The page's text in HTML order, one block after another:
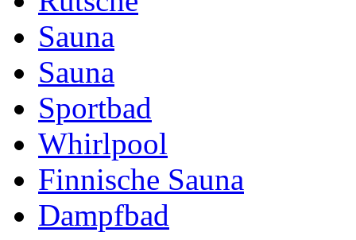
Sauna
Sauna
Sportbad
Whirlpool
Finnische Sauna
Dampfbad